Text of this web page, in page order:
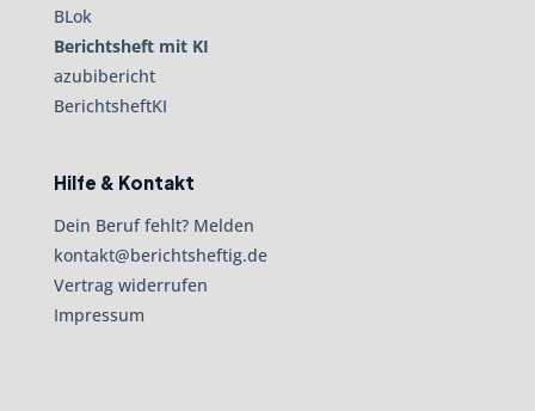
BLok
Berichtsheft mit KI
azubibericht
BerichtsheftKI
Hilfe & Kontakt
Dein Beruf fehlt? Melden
kontakt@berichtsheftig.de
Vertrag widerrufen
Impressum